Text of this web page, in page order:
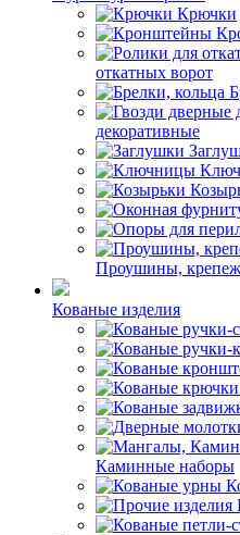
Крючки
откатных ворот
декоративные
Проушины,
Кованые изделия
Каминные наборы